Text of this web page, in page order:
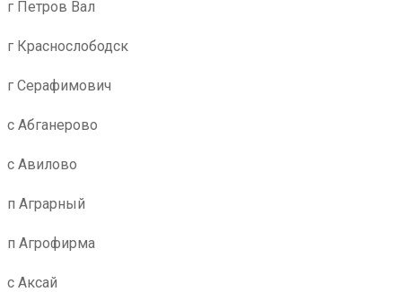
г Петров Вал
г Краснослободск
г Серафимович
с Абганерово
с Авилово
п Аграрный
п Агрофирма
с Аксай